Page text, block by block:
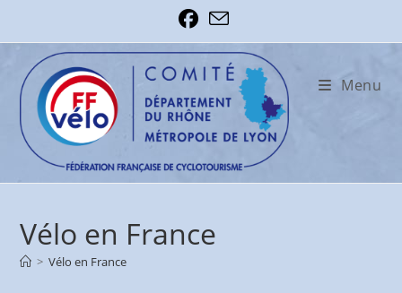
content
Menu
Vélo en France
> Vélo en France